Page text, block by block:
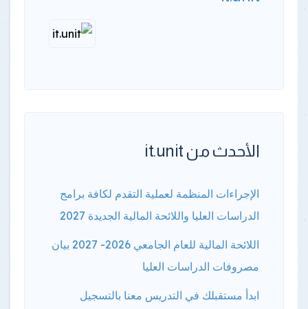
الأحدث من it.unit
الإجراءات المنظمة لعملية التقدم لكافة برامج
الدراسات العليا واللائحة المالية الجديدة 2027
اللائحة المالية للعام الجامعي 2026- 2027 بيان
مصروفات الدراسات العليا
ابدأ مستقبلك في التدريس معنا بالتسجيل